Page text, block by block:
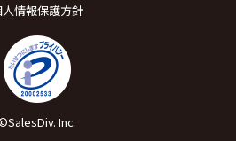
情報保護方針
Inc.